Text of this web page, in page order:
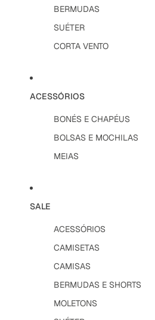
BERMUDAS
SUÉTER
CORTA VENTO
ACESSÓRIOS
BONÉS E CHAPÉUS
BOLSAS E MOCHILAS
MEIAS
SALE
ACESSÓRIOS
CAMISETAS
CAMISAS
BERMUDAS E SHORTS
MOLETONS